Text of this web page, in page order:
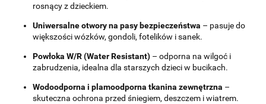
rosnący z dzieckiem.
Uniwersalne otwory na pasy bezpieczeństwa – pasuje do
większości wózków, gondoli, fotelików i sanek.
Powłoka W/R (Water Resistant) – odporna na wilgoć i
zabrudzenia, idealna dla starszych dzieci w bucikach.
Wodoodporna i plamoodporna tkanina zewnętrzna –
skuteczna ochrona przed śniegiem, deszczem i wiatrem.